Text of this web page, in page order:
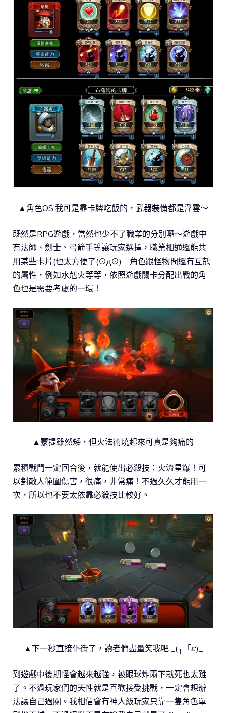
▲角色OS:我可是靠卡牌吃飯的，武器裝備都是浮雲～
既然是RPG遊戲，當然也少不了職業的分別囉～遊戲中
有法師、劍士、弓箭手等讓玩家選擇，職業相通還能共
用某些卡片(也太方便了(⊙д⊙) 角色跟怪物間還有互剋
的屬性，例如水剋火等等，依照遊戲關卡分配出戰的角
色也是需要考慮的一環！
▲蒙提雖然矮，但火法術燒起來可真是夠痛的
累積戰鬥一定回合後，就能使出必殺技：火流星爆！可
以對敵人範圍傷害，很痛，非常痛！不過久久才能用一
次，所以也不要太依靠必殺技比較好。
▲下一秒直接仆街了，讀者們盡量笑我吧 _(┐「ε:)_
到遊戲中後期怪會越來越強，被眼球炸兩下就死也太難
了。不過玩家們的天性就是喜歡接受挑戰，一定會想辦
法讓自己過關。我相信會有神人級玩家只靠一隻角色單